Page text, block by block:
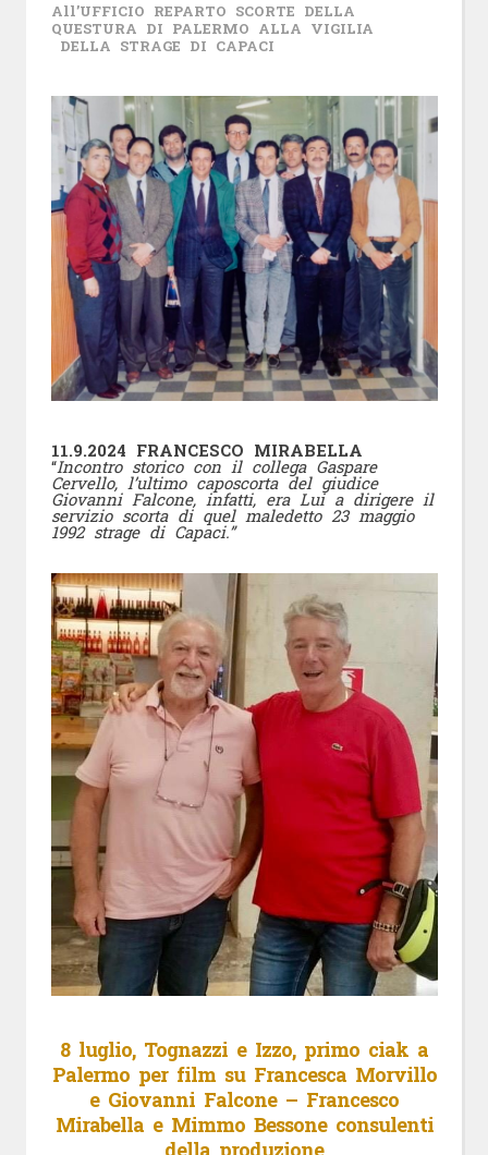
All’UFFICIO REPARTO SCORTE DELLA
QUESTURA DI PALERMO ALLA VIGILIA
DELLA STRAGE DI CAPACI
11.9.2024 FRANCESCO MIRABELLA
“Incontro storico con il collega Gaspare
Cervello, l’ultimo caposcorta del giudice
Giovanni Falcone, infatti, era Lui a dirigere il
servizio scorta di quel maledetto 23 maggio
1992 strage di Capaci.”
8 luglio, Tognazzi e Izzo, primo ciak a
Palermo per film su Francesca Morvillo
e Giovanni Falcone – Francesco
Mirabella e Mimmo Bessone consulenti
della produzione